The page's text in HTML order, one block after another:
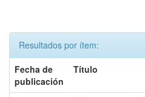
Resultados por ítem:
Fecha de
publicación
Título